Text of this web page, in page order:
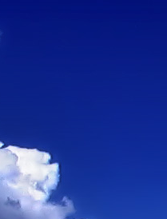
Hogy bensőmben maradjon rejtve a szellem
Megérzésem tőlem most szigorral ezt
Hogy isteni adottságaim beérvén
Teremjenek lelkem mélyén
Gyümölcsöt saját Énem számára.